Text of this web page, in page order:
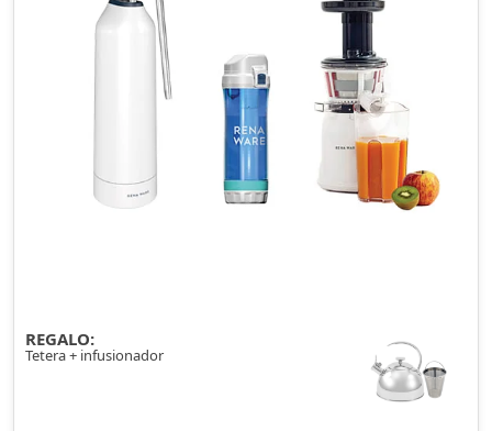
REGALO:
Tetera + infusionador